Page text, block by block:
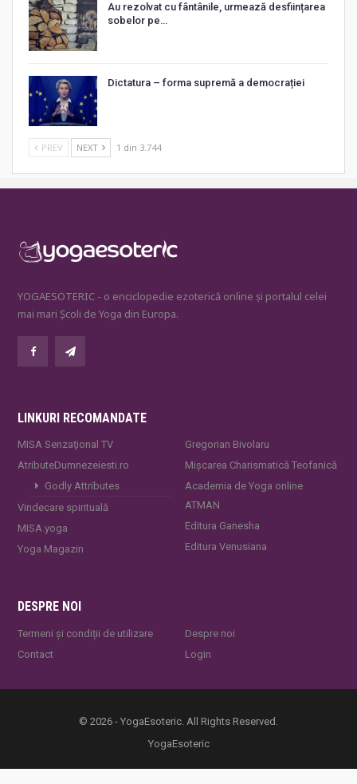
Au rezolvat cu fântânile, urmează desființarea
sobelor pe…
Dictatura – forma supremă a democrației
PREV NEXT 1 din 3.744
YOGAESOTERIC - o enciclopedie ezoterică online și portalul celei
mai mari Școli de Yoga din Europa.
LINKURI RECOMANDATE
MISA Senzaţional TV
AtributeDumnezeiesti.ro
Godly Attributes
Vindecare spirituală
MISA.yoga
Yoga Magazin
Gregorian Bivolaru
Mișcarea Charismatică Teofanică
Academia de Yoga online
ATMAN
Editura Ganesha
Editura Venusiana
DESPRE NOI
Termeni și condiții de utilizare
Contact
Despre noi
Login
© 2026 - YogaEsoteric. All Rights Reserved.
YogaEsoteric